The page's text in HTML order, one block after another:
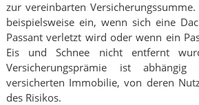
zur vereinbarten
beispielsweise ein, wenn sich eine
Passant verletzt wird oder wenn ein
Eis und Schnee nicht entfernt
Versicherungsprämie ist
versicherten Immobilie, von deren
des Risikos.